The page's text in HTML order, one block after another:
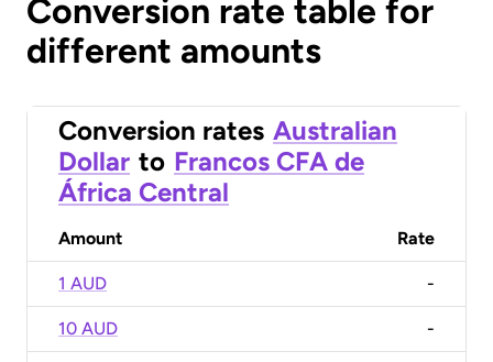
Conversion rate table for
different amounts
Conversion rates Australian
Dollar to Francos CFA de
África Central
Amount Rate
1 AUD -
10 AUD -